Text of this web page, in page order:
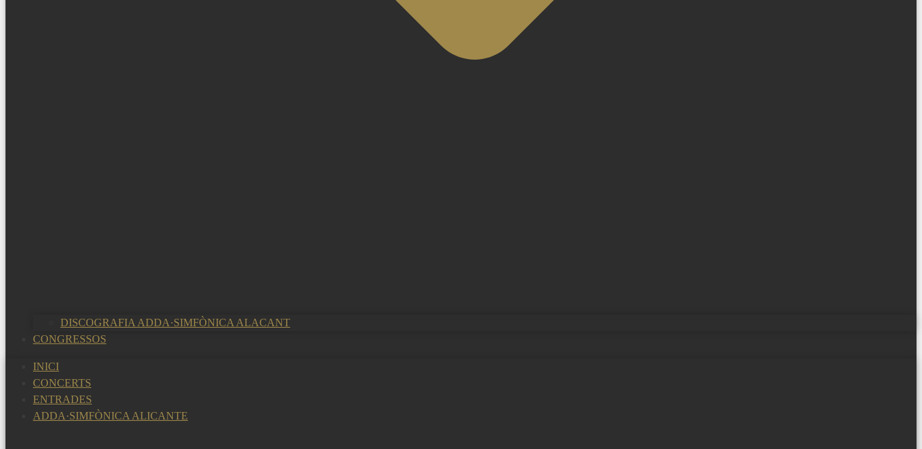
DISCOGRAFIA ADDA·SIMFÒNICA ALACANT
CONGRESSOS
INICI
CONCERTS
ENTRADES
ADDA·SIMFÒNICA ALICANTE